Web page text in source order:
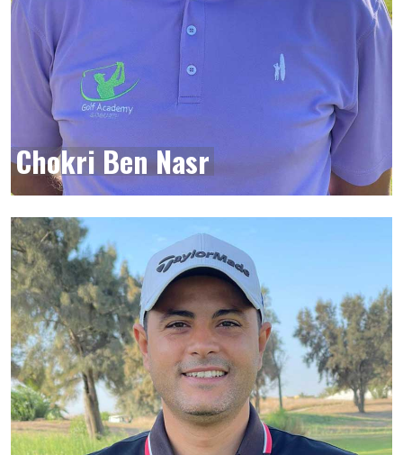
Chokri Ben Nasr